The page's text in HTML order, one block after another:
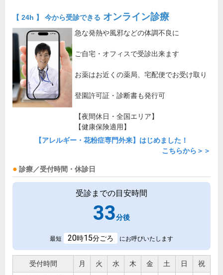
【 24h 】 今から受診できる オンライン診療
急な発熱や風邪などの体調不良に
ご自宅・オフィスで受診出来ます
お薬はお近くの薬局、宅配便でお受け取り
登園許可証・診断書も発行可
【夜間休日・全国エリア】
【健康保険適用】
【アレルギー・花粉症専門外来】はじめました！
こちらから＞＞
診療／受付時間・休診日
受診までの目安時間
33分後
最短 20時15分ごろ にお呼びいたします
受付時間 月 火 水 木 金 土 日 祝